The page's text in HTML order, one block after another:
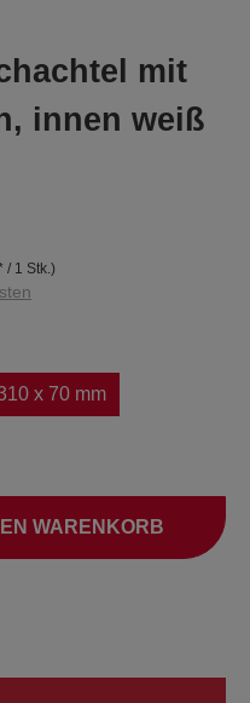
mit
innen weiß
/ 1 Stk.)
x 70 mm
WARENKORB